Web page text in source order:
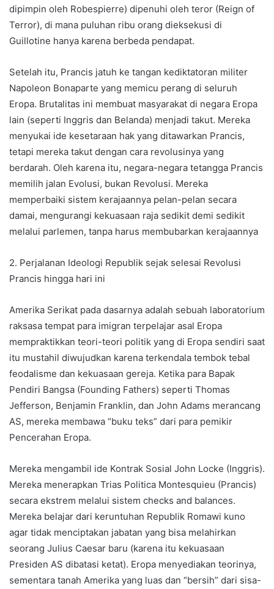
dipimpin oleh Robespierre) dipenuhi oleh teror (Reign of
Terror), di mana puluhan ribu orang dieksekusi di
Guillotine hanya karena berbeda pendapat.
Setelah itu, Prancis jatuh ke tangan kediktatoran militer
Napoleon Bonaparte yang memicu perang di seluruh
Eropa. Brutalitas ini membuat masyarakat di negara Eropa
lain (seperti Inggris dan Belanda) menjadi takut. Mereka
menyukai ide kesetaraan hak yang ditawarkan Prancis,
tetapi mereka takut dengan cara revolusinya yang
berdarah. Oleh karena itu, negara-negara tetangga Prancis
memilih jalan Evolusi, bukan Revolusi. Mereka
memperbaiki sistem kerajaannya pelan-pelan secara
damai, mengurangi kekuasaan raja sedikit demi sedikit
melalui parlemen, tanpa harus membubarkan kerajaannya
2. Perjalanan Ideologi Republik sejak selesai Revolusi
Prancis hingga hari ini
Amerika Serikat pada dasarnya adalah sebuah laboratorium
raksasa tempat para imigran terpelajar asal Eropa
mempraktikkan teori-teori politik yang di Eropa sendiri saat
itu mustahil diwujudkan karena terkendala tembok tebal
feodalisme dan kekuasaan gereja. Ketika para Bapak
Pendiri Bangsa (Founding Fathers) seperti Thomas
Jefferson, Benjamin Franklin, dan John Adams merancang
AS, mereka membawa “buku teks” dari para pemikir
Pencerahan Eropa.
Mereka mengambil ide Kontrak Sosial John Locke (Inggris).
Mereka menerapkan Trias Politica Montesquieu (Prancis)
secara ekstrem melalui sistem checks and balances.
Mereka belajar dari keruntuhan Republik Romawi kuno
agar tidak menciptakan jabatan yang bisa melahirkan
seorang Julius Caesar baru (karena itu kekuasaan
Presiden AS dibatasi ketat). Eropa menyediakan teorinya,
sementara tanah Amerika yang luas dan “bersih” dari sisa-